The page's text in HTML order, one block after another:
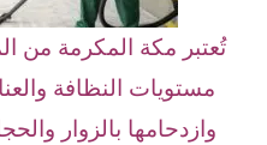
تُعتبر مكة المكرمة من
مستويات النظافة
وازدحامها بالزوار